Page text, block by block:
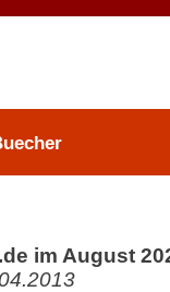
im August